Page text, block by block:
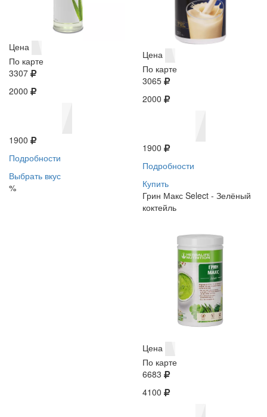
Цена
По карте
3307
2000
1900
Подробности
Выбрать вкус
%
Цена
По карте
3065
2000
1900
Подробности
Купить
Грин Макс Select - Зелёный
коктейль
Цена
По карте
6683
4100